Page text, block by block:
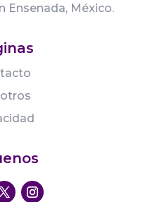
Ensenada, México.